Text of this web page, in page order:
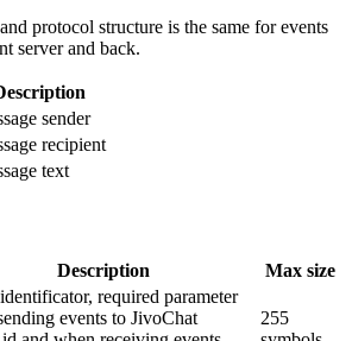
protocol structure is the same for events
server and back.
sender
recipient
text
Description Max size
required parameter
events to JivoChat
255